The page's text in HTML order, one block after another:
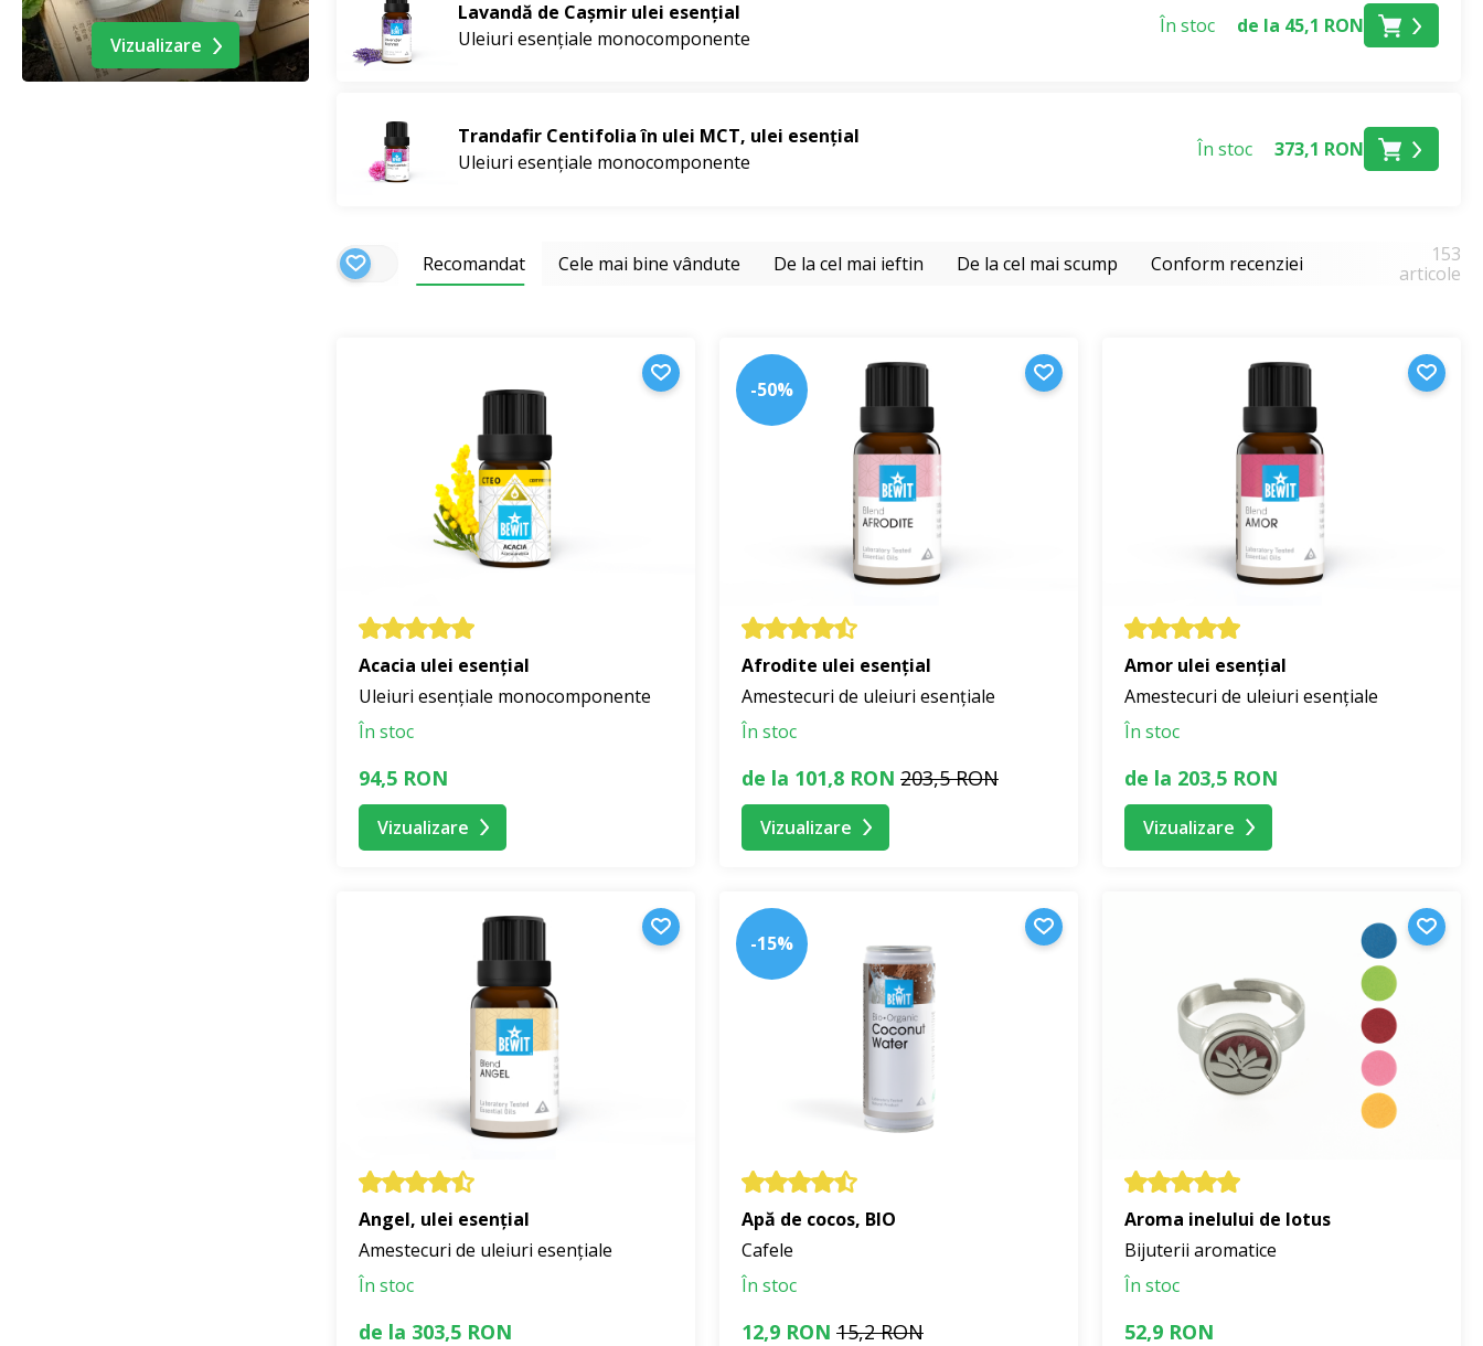
Vizualizare
Lavandă de Cașmir ulei esențial
Uleiuri esențiale monocomponente
În stoc de la 45,1 RON
Trandafir Centifolia în ulei MCT, ulei esențial
Uleiuri esențiale monocomponente
În stoc 373,1 RON
Recomandat Cele mai bine vândute De la cel mai ieftin De la cel mai scump Conform recenziei
153
articole
Acacia ulei esențial
Uleiuri esențiale monocomponente
În stoc
94,5 RON
Vizualizare
-50%
Afrodite ulei esențial
Amestecuri de uleiuri esențiale
În stoc
de la 101,8 RON 203,5 RON
Vizualizare
Amor ulei esențial
Amestecuri de uleiuri esențiale
În stoc
de la 203,5 RON
Vizualizare
Angel, ulei esențial
Amestecuri de uleiuri esențiale
În stoc
de la 303,5 RON
-15%
Apă de cocos, BIO
Cafele
În stoc
12,9 RON 15,2 RON
Aroma inelului de lotus
Bijuterii aromatice
În stoc
52,9 RON